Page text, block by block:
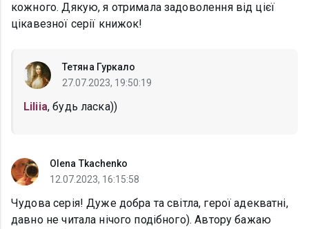
кожного. Дякую, я отримала задоволення від цієї
цікавезної серії книжок!
Тетяна Гуркало
27.07.2023, 19:50:19
Liliia, будь ласка))
Olena Tkachenko
12.07.2023, 16:15:58
Чудова серія! Дуже добра та світла, герої адекватні,
давно не читала нічого подібного). Автору бажаю